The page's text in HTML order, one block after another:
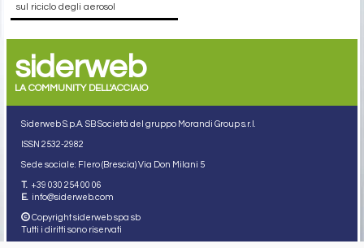
sul riciclo degli aerosol
siderweb
LA COMMUNITY DELL'ACCIAIO
Siderweb S.p.A. SB Società del gruppo Morandi Group s.r.l.
ISSN 2532-2982
Sede sociale: Flero (Brescia) Via Don Milani 5
T. +39 030 254 00 06
E. info@siderweb.com
Copyright siderweb spa sb
Tutti i diritti sono riservati